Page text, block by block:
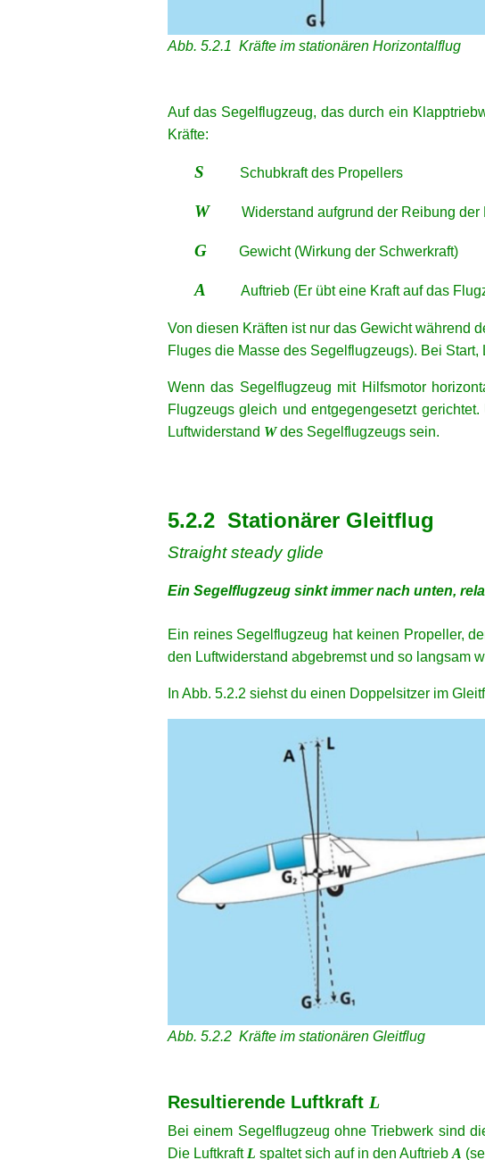
Abb. 5.2.1 Kräfte im stationären Horizontalflug
Auf das Segelflugzeug, das durch ein
Kräfte:
S Schubkraft des Propellers
W Widerstand aufgrund der Reibung der
G Gewicht (Wirkung der Schwerkraft)
A Auftrieb (Er übt eine Kraft auf das
Von diesen Kräften ist nur das Gewicht während
Fluges die Masse des Segelflugzeugs). Bei
Wenn das Segelflugzeug mit Hilfsmotor
Flugzeugs gleich und entgegengesetzt
Luftwiderstand Wdes Segelflugzeugs sein.
5.2.2 Stationärer Gleitflug
Straight steady glide
Ein Segelflugzeug sinkt immer nach unten,
Ein reines Segelflugzeug hat keinen Propeller,
den Luftwiderstand abgebremst und so langsam
In Abb. 5.2.2 siehst du einen Doppelsitzer im
Abb. 5.2.2 Kräfte im stationären Gleitflug
Resultierende Luftkraft L
Bei einem Segelflugzeug ohne Triebwerk sind
Die Luftkraft L spaltet sich auf in den Auftrieb A